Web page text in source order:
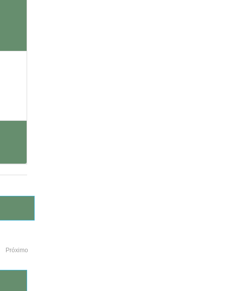
Próximo